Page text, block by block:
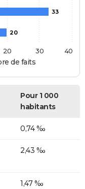
de faits
33
20
20 30 40
Pour 1 000
habitants
0,74 ‰
2,43 ‰
1,47 ‰